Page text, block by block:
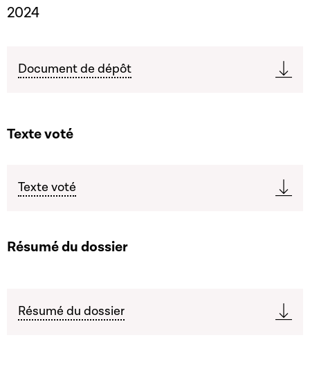
2024
Document de dépôt
Texte voté
Texte voté
Résumé du dossier
Résumé du dossier